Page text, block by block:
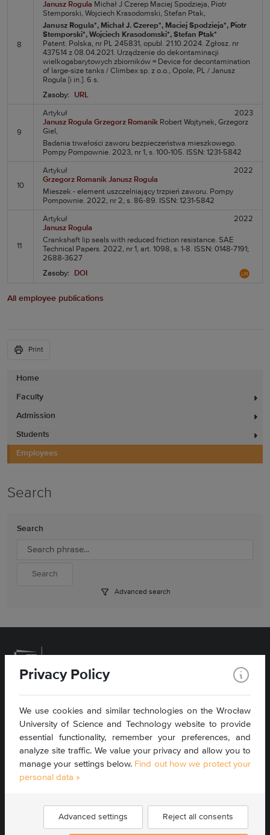
Home
Faculty
Admission
Students
Employees
Search
Search
Advanced search
8
Janusz Rogula Michał J Czerep Maciej Spodzieja, Piotr
Stemporski, Wojciech Krasodomski, Stefan Ptak,
Janusz Rogula*, Michał J. Czerep*, Maciej Spodzieja*, Piotr
Stemporski*, Wojciech Krasodomski*, Stefan Ptak*
Patent. Polska, nr PL 245831, opubl. 21.10.2024. Zgłosz. nr
437514 z 08.04.2021. Urządzenie do dekontaminacji
wielkogabarytowych zbiorników = Device for decontamination
of large-size tanks / Climbex sp. z o.o., Opole, PL / Janusz
Rogula [i in.]. 6 s.
Zasoby:
URL
9
Artykuł
2023
Janusz Rogula Grzegorz Romanik Robert Wojtynek, Grzegorz
Giel,
Badania trwałości zaworu bezpieczeństwa mieszkowego.
Pompy Pompownie. 2023, nr 1, s. 100-105. ISSN: 1231-5842
10
Artykuł
2022
Grzegorz Romanik Janusz Rogula
Mieszek - element uszczelniający trzpień zaworu. Pompy
Pompownie. 2022, nr 2, s. 86-89. ISSN: 1231-5842
11
Artykuł
2022
Janusz Rogula
Crankshaft lip seals with reduced friction resistance. SAE
Technical Papers. 2022, nr 1, art. 1098, s. 1-8. ISSN: 0148-7191;
2688-3627
Zasoby:
DOI
All employee publications
Print
Wybrzeże Wyspiańskiego 27
Contact »
Sitemap »
Accessibility statement »
Privacy Policy
We use cookies and similar technologies on the Wrocław
University of Science and Technology website to provide
essential functionality, remember your preferences, and
analyze site traffic. We value your privacy and allow you to
manage your settings below. Find out how we protect your
personal data »
Advanced settings Reject all consents